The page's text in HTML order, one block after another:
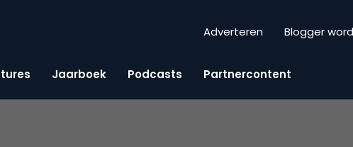
Adverteren Blogger
Jaarboek Podcasts Partnercontent